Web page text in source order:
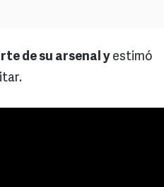
de su arsenal yestimó